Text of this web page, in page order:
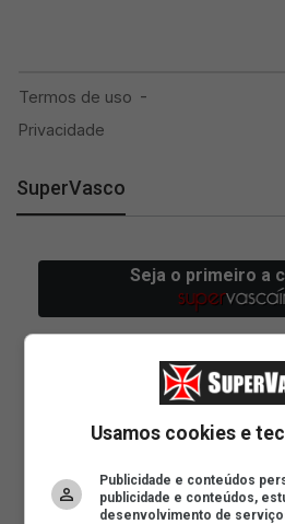
SuperVasco
Usamos cookies e
Publicidade e conteúdos
publicidade e conteúdos,
desenvolvimento de